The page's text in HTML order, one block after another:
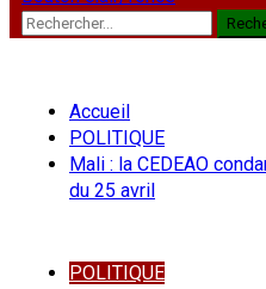
Rechercher :
Accueil
POLITIQUE
‎Mali : la CEDEAO
du 25 avril
POLITIQUE